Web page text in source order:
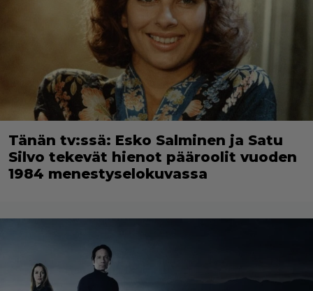
Tänän tv:ssä: Esko Salminen ja Satu
Silvo tekevät hienot pääroolit vuoden
1984 menestyselokuvassa